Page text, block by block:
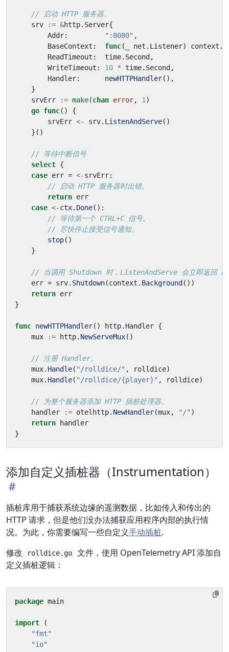
// 启动 HTTP 服务器。
srv
:= &http. Server{
Addr: ":8080" ,
BaseContext : func( net . Listener) context .
ReadTimeout : time. Second ,
WriteTimeout : 10 * time. Second ,
Handler: newHTTPHandler(),
}
srvErr
:= make(chan error, 1 )
go func()
{
srvErr <- srv. ListenAndServe()
}()
// 等待中断信号
select {
case err = <-srvErr:
// 启动 HTTP 服务器时出错。
return err
case <-ctx. Done():
// 等待第一个 CTRL+C 信号。
// 尽快停止接受信号通知。
stop()
}
// 当调用 Shutdown 时，ListenAndServe 会立即返回
err = srv. Shutdown(context . Background ())
return err
}
func newHTTPHandler() http. Handler {
mux
:= http. NewServeMux()
// 注册 Handler。
mux. Handle( "/rolldice/" , rolldice)
mux. Handle( "/rolldice/{player}" , rolldice)
// 为整个服务器添加 HTTP 插桩处理器。
handler
:= otelhttp. NewHandler(mux, "/" )
return
handler
}
添加自定义插桩器（Instrumentation）
插桩库用于捕获系统边缘的遥测数据，比如传入和传出的
HTTP 请求，但是他们没办法捕获应用程序内部的执行情
况。为此，你需要编写一些自定义手动插桩.
修改
rolldice.go
文件，使用 OpenTelemetry API 添加自
定义插桩逻辑：
package main
import
(
"fmt"
"io"